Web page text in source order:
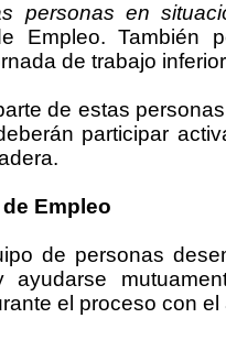
personas en
Empleo. También
de trabajo
de estas
participar
Empleo
de personas
ayudarse
el proceso con